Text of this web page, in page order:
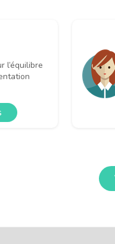
l’équilibre